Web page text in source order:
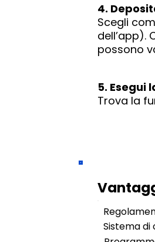
4.
Scegli
dell’app).
possono
5. Esegui
Trova la
Sistema